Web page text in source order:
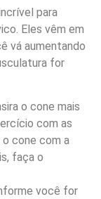
para
Eles vêm em
vá aumentando
for
o cone mais
com as
cone com a
faça o
você for